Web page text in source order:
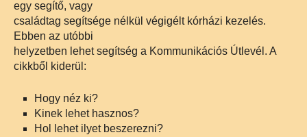
egy segítő, vagy
családtag segítsége nélkül végigélt kórházi kezelés.
Ebben az utóbbi
helyzetben lehet segítség a Kommunikációs Útlevél. A
cikkből kiderül:
Hogy néz ki?
Kinek lehet hasznos?
Hol lehet ilyet beszerezni?